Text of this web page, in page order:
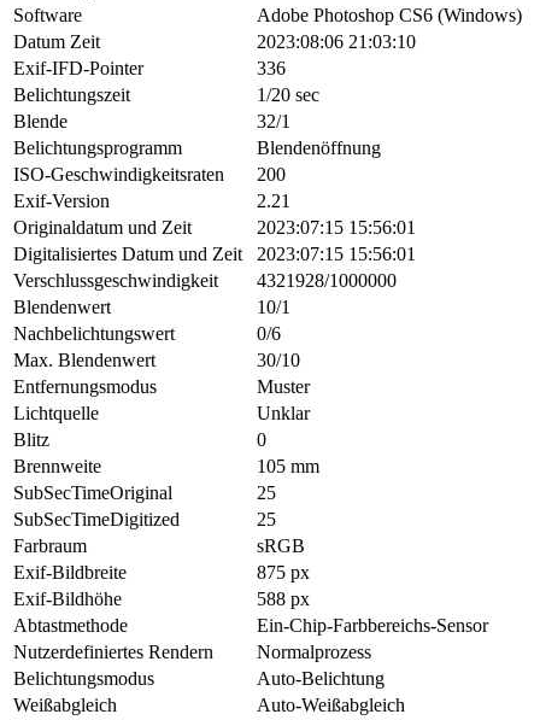
Software
Adobe Photoshop CS6 (Windows)
Datum Zeit
2023:08:06 21:03:10
Exif-IFD-Pointer
336
Belichtungszeit
1/20 sec
Blende
32/1
Belichtungsprogramm
Blendenöffnung
ISO-Geschwindigkeitsraten
200
Exif-Version
2.21
Originaldatum und Zeit
2023:07:15 15:56:01
Digitalisiertes Datum und Zeit
2023:07:15 15:56:01
Verschlussgeschwindigkeit
4321928/1000000
Blendenwert
10/1
Nachbelichtungswert
0/6
Max. Blendenwert
30/10
Entfernungsmodus
Muster
Lichtquelle
Unklar
Blitz
0
Brennweite
105 mm
SubSecTimeOriginal
25
SubSecTimeDigitized
25
Farbraum
sRGB
Exif-Bildbreite
875 px
Exif-Bildhöhe
588 px
Abtastmethode
Ein-Chip-Farbbereichs-Sensor
Nutzerdefiniertes Rendern
Normalprozess
Belichtungsmodus
Auto-Belichtung
Weißabgleich
Auto-Weißabgleich